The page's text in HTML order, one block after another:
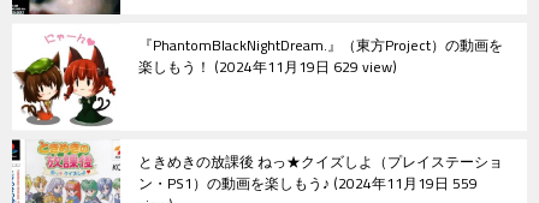
『PhantomBlackNightDream.』（東方Project）の動画を
楽しもう！ 2024年11月19日 629 view
ときめきの放課後 ねっ★クイズしよ（プレイステーショ
ン・PS1）の動画を楽しもう♪ 2024年11月19日 559